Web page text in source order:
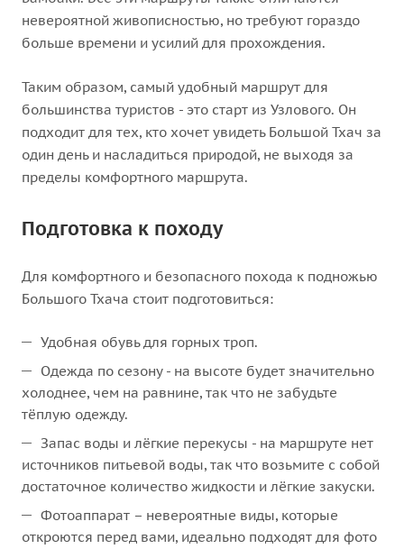
невероятной живописностью, но требуют гораздо
больше времени и усилий для прохождения.
Таким образом, самый удобный маршрут для
большинства туристов - это старт из Узлового. Он
подходит для тех, кто хочет увидеть Большой Тхач за
один день и насладиться природой, не выходя за
пределы комфортного маршрута.
Подготовка к походу
Для комфортного и безопасного похода к подножью
Большого Тхача стоит подготовиться:
Удобная обувь для горных троп.
Одежда по сезону - на высоте будет значительно
холоднее, чем на равнине, так что не забудьте
тёплую одежду.
Запас воды и лёгкие перекусы - на маршруте нет
источников питьевой воды, так что возьмите с собой
достаточное количество жидкости и лёгкие закуски.
Фотоаппарат – невероятные виды, которые
откроются перед вами, идеально подходят для фото